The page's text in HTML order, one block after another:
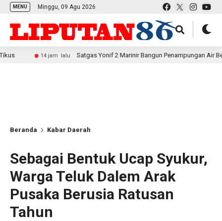
MENU Minggu, 09 Agu 2026
14 jam lalu Satgas Yonif 2 Marinir Bangun Penampungan Air Bersama
Beranda Kabar Daerah
Sebagai Bentuk Ucap Syukur,
Warga Teluk Dalem Arak
Pusaka Berusia Ratusan
Tahun